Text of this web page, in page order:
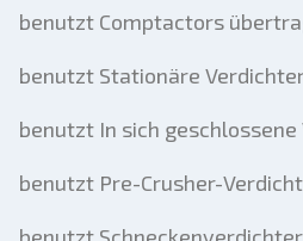
benutzt Comptactors
benutzt Stationäre
benutzt In sich
benutzt Pre-Crusher-